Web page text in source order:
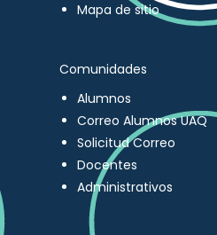
Mapa de sitio
Comunidades
Alumnos
Correo Alumnos UAQ
Solicitud Correo
Docentes
Administrativos